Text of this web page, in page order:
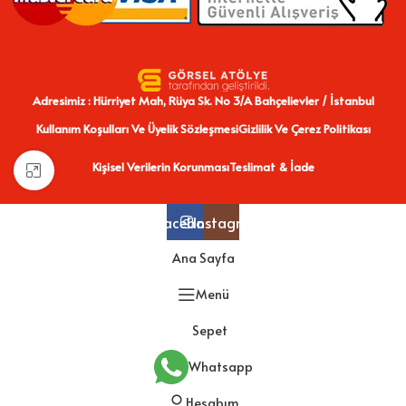
Büyütmek için tıklayın
Adresimiz : Hürriyet Mah, Rüya Sk. No 3/A Bahçelievler / İstanbul
Kullanım Koşulları Ve Üyelik SözleşmesiGizlilik Ve Çerez Politikası
Kişisel Verilerin KorunmasıTeslimat & İade
FacebookInstagram
Ana Sayfa
Menü
Sepet
Whatsapp